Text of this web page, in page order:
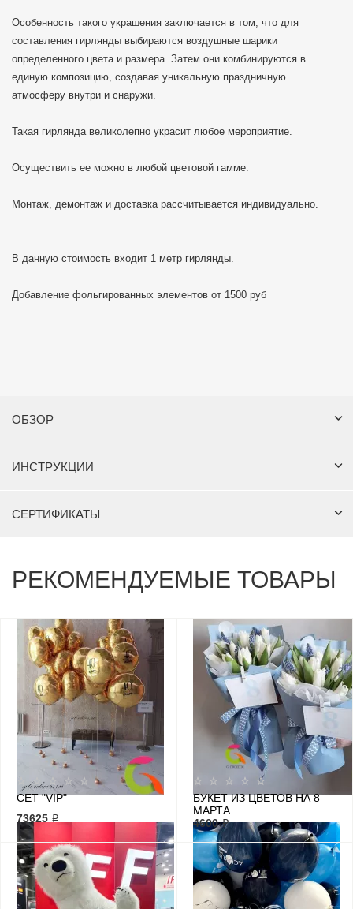
Особенность такого украшения заключается в том, что для
составления гирлянды выбираются воздушные шарики
определенного цвета и размера. Затем они комбинируются в
единую композицию, создавая уникальную праздничную
атмосферу внутри и снаружи.
Такая гирлянда великолепно украсит любое мероприятие.
Осуществить ее можно в любой цветовой гамме.
Монтаж, демонтаж и доставка рассчитывается индивидуально.
В данную стоимость входит 1 метр гирлянды.
Добавление фольгированных элементов от 1500 руб
ОБЗОР
ИНСТРУКЦИИ
СЕРТИФИКАТЫ
РЕКОМЕНДУЕМЫЕ ТОВАРЫ
СЕТ "VIP"
73625 ₽
БУКЕТ ИЗ ЦВЕТОВ НА 8
МАРТА
4600 ₽